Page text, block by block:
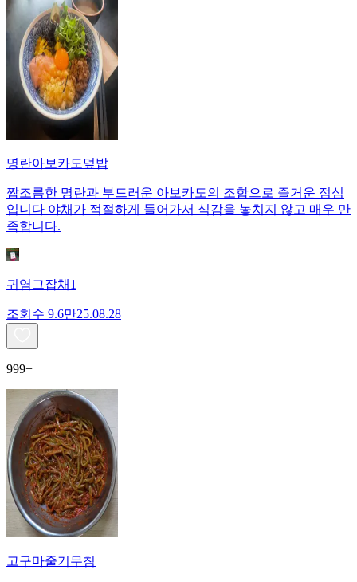
명란아보카도덮밥
짭조름한 명란과 부드러운 아보카도의 조합으로 즐거운 점심
입니다 야채가 적절하게 들어가서 식감을 놓치지 않고 매우 만
족합니다.
귀염그잡채1
조회수 9.6만25.08.28
999+
고구마줄기무침